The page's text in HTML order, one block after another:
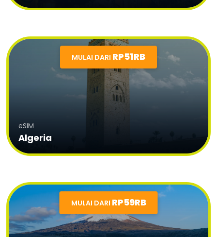
MULAI DARI RP51RB
eSIM
Algeria
MULAI DARI RP59RB